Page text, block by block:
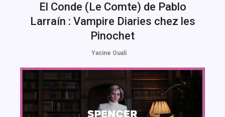
El Conde (Le Comte) de Pablo
Larraín : Vampire Diaries chez les
Pinochet
Yacine Ouali